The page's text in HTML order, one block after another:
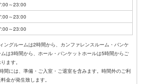
～23:00
～23:00
～23:00
ングルームは2時間から、カンファレンスルーム・バンケ
ムは3時間から、ホール・バンケットホールは5時間からご
ます。
間には、準備・ご入室・ご退室を含みます。時間外のご利
金が発生致します。